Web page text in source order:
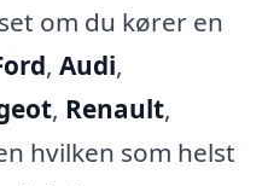
om du kører en
, Audi,
, Renault,
hvilken som helst